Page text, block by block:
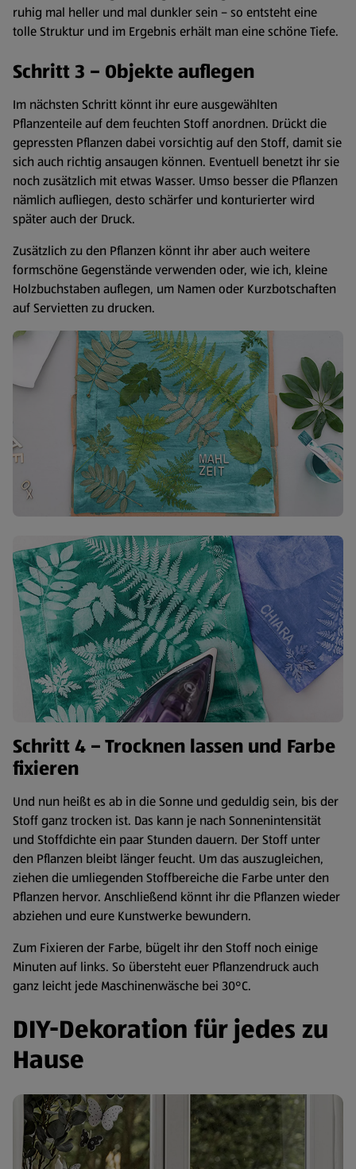
ruhig mal heller und mal dunkler sein – so entsteht eine
tolle Struktur und im Ergebnis erhält man eine schöne Tiefe.
Schritt 3 – Objekte auflegen
Im nächsten Schritt könnt ihr eure ausgewählten
Pflanzenteile auf dem feuchten Stoff anordnen. Drückt die
gepressten Pflanzen dabei vorsichtig auf den Stoff, damit sie
sich auch richtig ansaugen können. Eventuell benetzt ihr sie
noch zusätzlich mit etwas Wasser. Umso besser die Pflanzen
nämlich aufliegen, desto schärfer und konturierter wird
später auch der Druck.
Zusätzlich zu den Pflanzen könnt ihr aber auch weitere
formschöne Gegenstände verwenden oder, wie ich, kleine
Holzbuchstaben auflegen, um Namen oder Kurzbotschaften
auf Servietten zu drucken.
Schritt 4 – Trocknen lassen und Farbe
fixieren
Und nun heißt es ab in die Sonne und geduldig sein, bis der
Stoff ganz trocken ist. Das kann je nach Sonnenintensität
und Stoffdichte ein paar Stunden dauern. Der Stoff unter
den Pflanzen bleibt länger feucht. Um das auszugleichen,
ziehen die umliegenden Stoffbereiche die Farbe unter den
Pflanzen hervor. Anschließend könnt ihr die Pflanzen wieder
abziehen und eure Kunstwerke bewundern.
Zum Fixieren der Farbe, bügelt ihr den Stoff noch einige
Minuten auf links. So übersteht euer Pflanzendruck auch
ganz leicht jede Maschinenwäsche bei 30°C.
DIY-Dekoration für jedes zu
Hause